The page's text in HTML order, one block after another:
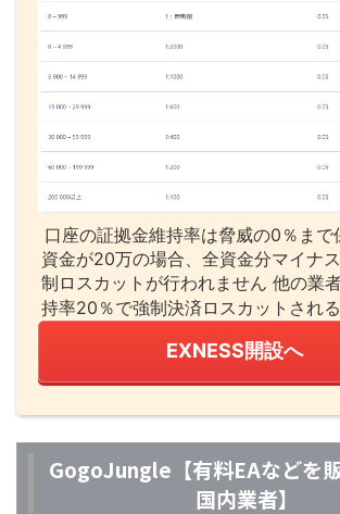
口座の証拠金維持率は脅威の0％まで
資金が20万の場合、全資金分マイナ
制ロスカットが行われません 他の業
持率20％で強制決済ロスカットされ
EXNESS開設へ
GogoJungle【有料EAなどを
国内業者】